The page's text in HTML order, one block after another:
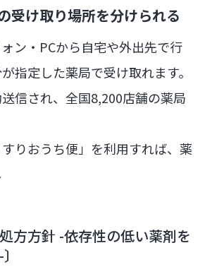
受け取り場所を分けられる
ン・PCから自宅や外出先で行
指定した薬局で受け取れます。
信され、全国8,200店舗の薬局
りおうち便」を利用すれば、薬
方方針 -依存性の低い薬剤を